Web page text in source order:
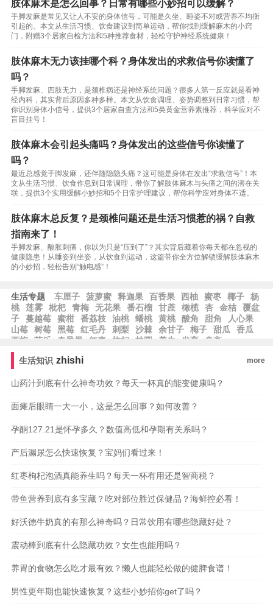
肢体麻木是怎么回事？日常有哪些小妙招可以缓解？
手脚发麻是常见又让人不安的身体信号，可能是久坐、睡姿不对或营养不均衡
引起的。本文从生活习惯、饮食建议到简单运动，帮你找到缓解麻木的小窍
门，附赠3个居家自检方法和5种推荐食材，轻松守护神经系统健康！
肢体麻木无力该挂哪个科？身体发出的求救信号你读懂了
吗？
手脚发麻、四肢无力，是颈椎病还是神经系统问题？很多人第一反应就是看神
经内科，其实背后原因多种多样。本文从饮食调理、姿势调整到日常习惯，帮
你识别身体小信号，提供3个居家自查方法和5类黄金营养素推荐，科学应对不
盲目挂号！
肢体麻木会引起头痛吗？身体发出的这些信号你读懂了
吗？
最近总感觉手脚发麻，还伴随隐隐头痛？这可能是身体在发出“求救信号”！本
文从生活习惯、饮食作息到日常调理，带你了解肢体麻木与头痛之间的潜在关
联，提供3个实用缓解小妙招和5个日常护理建议，帮你科学应对身体不适。
肢体麻木总反复？是颈椎问题还是生活习惯惹的祸？自救
指南来了！
手脚发麻、酸胀刺痛，你以为只是“压到了”？其实背后藏着你每天都在忽视的
健康隐患！从睡姿到坐姿，从饮食到运动，这篇带你全方位解锁缓解肢体麻木
的小妙招，轻松告别“触电感”！
生活专题 车厘子 菠萝蜜 释迦果 百香果 西柚 蜜枣 椰子
杨
桃
莲雾 枇杷 青梅 无花果 番石榴 甘蔗 橄榄 杏 金桔
覆盆
子
蔓越莓 蜜柑 番荔枝 油桃 蟠桃 黄桃 酸角 甜角
人心果
山莓
树莓 黑莓 红毛丹 刺梨 沙棘 余甘子 梅子 甜瓜
香瓜
西梅
芭乐 奇异果 红枣 枸杞 桂圆 养生 发育 身高
生活知识 zhishi more
山药汁到底有什么神奇功效？每天一杯真的能变健康吗？
面瘫后眼睛一大一小，这是怎么回事？如何改善？
孕酮127.21是怀孕多久？数值高低和孕期有关系吗？
产后漏尿怎么快速恢复？宝妈们看过来！
红枣枸杞泡酒真能养生吗？每天一杯有用还是智商税？
带鱼营养到底有多宝藏？吃对部位胜过保健品？海鲜控必看！
好沃德牛奶真的有那么神奇吗？日常饮用有哪些隐藏好处？
震动棒到底有什么隐藏功效？女生也能用吗？
养胃的食物怎么吃才最有效？懒人也能轻松做的健脾食谱！
男性更年期也能快速恢复？这些小妙招你get了吗？